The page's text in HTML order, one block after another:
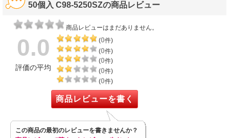
50個入 C98-5250SZの商品レビュー
商品レビューはまだありません。
0.0
評価の平均
(0件)
(0件)
(0件)
(0件)
(0件)
商品レビューを書く
この商品の最初のレビューを書きませんか？